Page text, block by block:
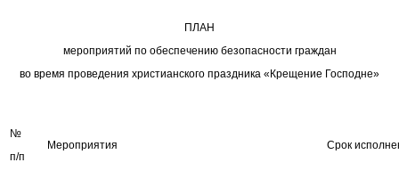
ПЛАН
мероприятий по обеспечению безопасности граждан
во время проведения христианского праздника «Крещение Господне»
№
п/п
Мероприятия Срок